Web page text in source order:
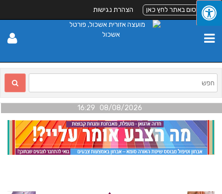
לפרסום באתר לחץ כאן הצהרת נגישות
08/08/2026 16:29